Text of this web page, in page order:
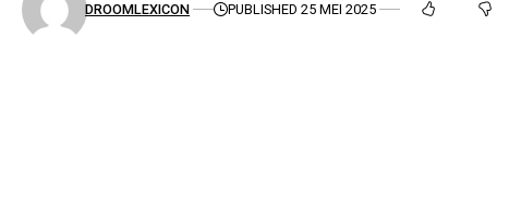
DROOMLEXICON PUBLISHED 25 MEI 2025